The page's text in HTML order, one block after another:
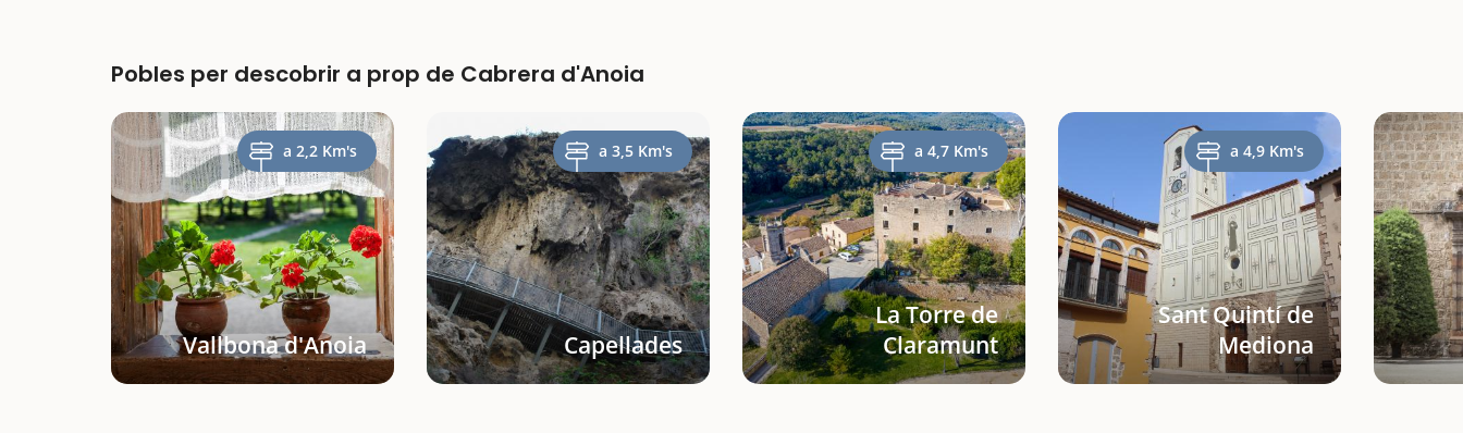
Pobles per descobrir a prop de Cabrera d'Anoia
a 2,2 Km's
Vallbona d'Anoia
a 3,5 Km's
Capellades
a 4,7 Km's
La Torre de
Claramunt
a 4,9 Km's
Sant Quintí de
Mediona